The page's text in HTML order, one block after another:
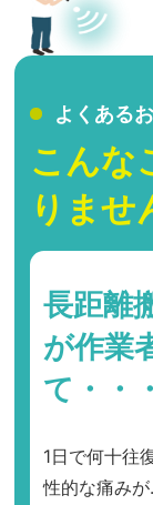
よくある
こんな
りませ
長距離
が作業
て・・・
1日で何十往
性的な痛み